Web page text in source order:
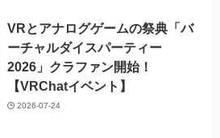
VRとアナログゲームの祭典「バ
ーチャルダイスパーティー
2026」クラファン開始！
【VRChatイベント】
2026-07-24